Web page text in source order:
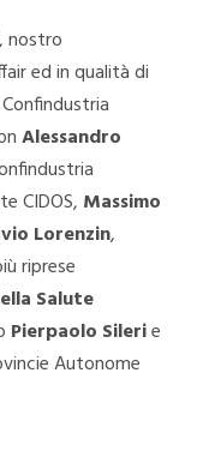
, nostro
ed in qualità di
Alessandro
CIDOS, Massimo
Lorenzin,
riprese
Salute
Pierpaolo Silerie
Autonome